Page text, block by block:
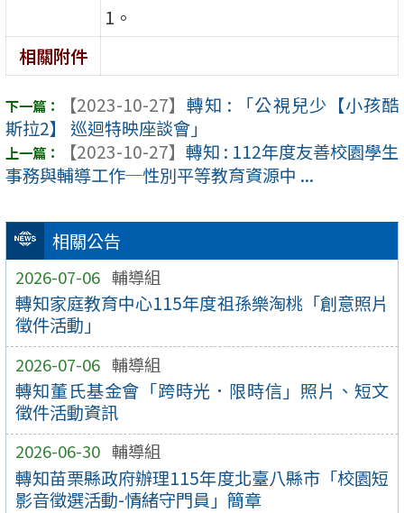
相關公告
2026-07-06 輔導組
轉知家庭教育中心115年度祖孫樂淘桃「創意照片
徵件活動」
2026-07-06 輔導組
轉知董氏基金會「跨時光．限時信」照片、短文
徵件活動資訊
2026-06-30 輔導組
轉知苗栗縣政府辦理115年度北臺八縣市「校園短
影音徵選活動-情緒守門員」簡章
1。
相關附件
【2023-10-27】 轉知 : 「公視兒少【小孩酷
斯拉2】 巡迴特映座談會」
【2023-10-27】 轉知 : 112年度友善校園學生
事務與輔導工作─性別平等教育資源中 ...